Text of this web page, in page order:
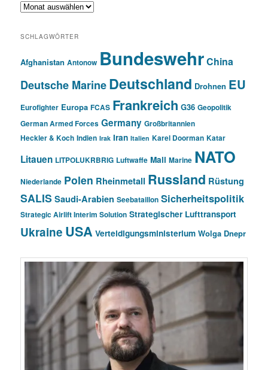
Archiv
SCHLAGWÖRTER
Afghanistan Antonow BundeswehrChina
Deutsche MarineDeutschland Drohnen EU
Eurofighter Europa FCAS Frankreich G36 Geopolitik
German Armed Forces Germany Großbritannien
Heckler & Koch Indien Irak Iran Italien Karel Doorman Katar
Litauen LITPOLUKRBRIG Luftwaffe Mali Marine NATO
Niederlande Polen Rheinmetall Russland Rüstung
SALIS Saudi-Arabien Seebataillon Sicherheitspolitik
Strategic Airlift Interim Solution Strategischer Lufttransport
Ukraine USA Verteidigungsministerium Wolga Dnepr